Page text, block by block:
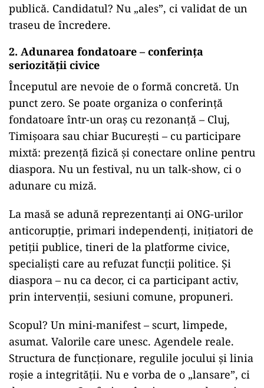
publică. Candidatul? Nu „ales”, ci validat de un
traseu de încredere.
2. Adunarea fondatoare – conferința
seriozității civice
Începutul are nevoie de o formă concretă. Un
punct zero. Se poate organiza o conferință
fondatoare într-un oraș cu rezonanță – Cluj,
Timișoara sau chiar București – cu participare
mixtă: prezență fizică și conectare online pentru
diaspora. Nu un festival, nu un talk-show, ci o
adunare cu miză.
La masă se adună reprezentanți ai ONG-urilor
anticorupție, primari independenți, inițiatori de
petiții publice, tineri de la platforme civice,
specialiști care au refuzat funcții politice. Și
diaspora – nu ca decor, ci ca participant activ,
prin intervenții, sesiuni comune, propuneri.
Scopul? Un mini-manifest – scurt, limpede,
asumat. Valorile care unesc. Agendele reale.
Structura de funcționare, regulile jocului și linia
roșie a integrității. Nu e vorba de o „lansare”, ci